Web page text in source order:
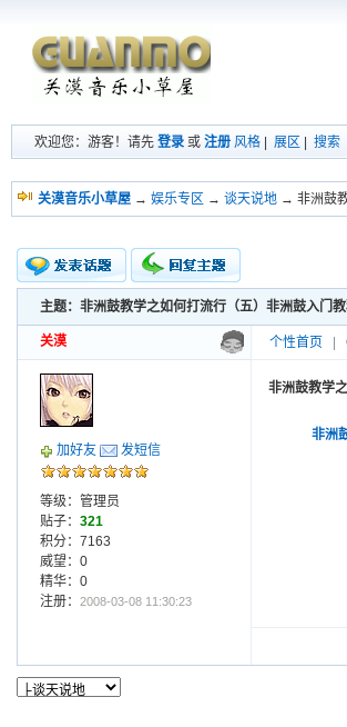
欢迎您：游客！请先 登录 或 注册 风格 展区 搜索
关漠音乐小草屋 → 娱乐专区 → 谈天说地 → 非洲鼓
新的主题
投票帖
小字报
主题：非洲鼓教学之如何打流行（五）非洲鼓入门
关漠 个性首页
加好友 发短信
等级：管理员
贴子： 321
积分：7163
威望：0
精华：0
注册： 2008-03-08 11:30:23
非洲鼓教学
非洲